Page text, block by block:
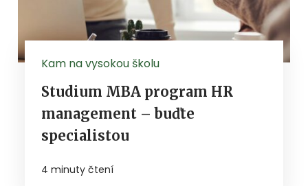
Kam na vysokou školu
Studium MBA program HR
management – buďte
specialistou
4 minuty čtení